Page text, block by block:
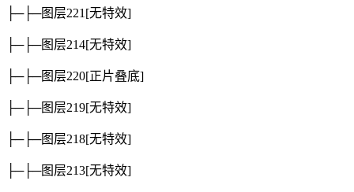
├─├─图层221[无特效]
├─├─图层214[无特效]
├─├─图层220[正片叠底]
├─├─图层219[无特效]
├─├─图层218[无特效]
├─├─图层213[无特效]